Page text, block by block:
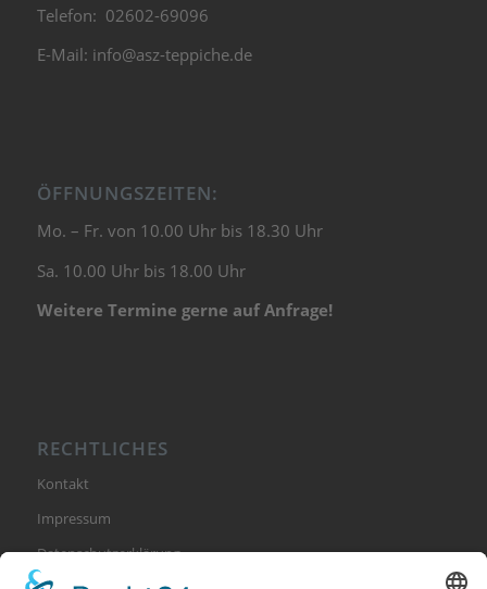
Telefon: 02602-69096
E-Mail: info@asz-teppiche.de
ÖFFNUNGSZEITEN:
Mo. – Fr. von 10.00 Uhr bis 18.30 Uhr
Sa. 10.00 Uhr bis 18.00 Uhr
Weitere Termine gerne auf Anfrage!
RECHTLICHES
Kontakt
Impressum
Datenschutzerklärung